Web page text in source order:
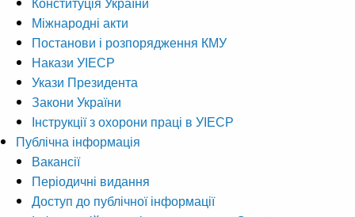
Міжнародні акти
Постанови і розпорядження КМУ
Накази УІЕСР
Укази Президента
Закони України
Інструкції з охорони праці в УІЕСР
Публічна інформація
Вакансії
Періодичні видання
Доступ до публічної інформації